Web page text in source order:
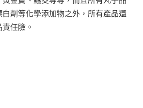
劑等化學添加物之外，所有產品還
任險。